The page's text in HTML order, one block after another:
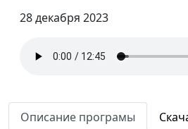
28 декабря 2023
Описание програмы
Притча о блудном сыне
О милости
Неизменный Бог